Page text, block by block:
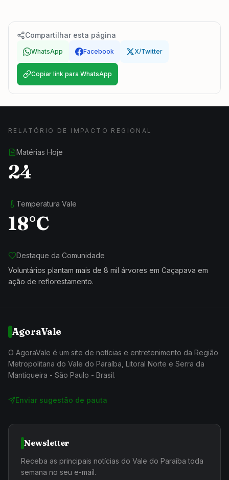
Compartilhar esta página
WhatsApp Facebook X/Twitter
Copiar link para WhatsApp
RELATÓRIO DE IMPACTO REGIONAL
Matérias Hoje
24
Temperatura Vale
18°C
Destaque da Comunidade
Voluntários plantam mais de 8 mil árvores em Caçapava em
ação de reflorestamento.
AgoraVale
O AgoraVale é um site de notícias e entretenimento da Região
Metropolitana do Vale do Paraíba, Litoral Norte e Serra da
Mantiqueira - São Paulo - Brasil.
Enviar sugestão de pauta
Newsletter
Receba as principais notícias do Vale do Paraíba toda
semana no seu e-mail.